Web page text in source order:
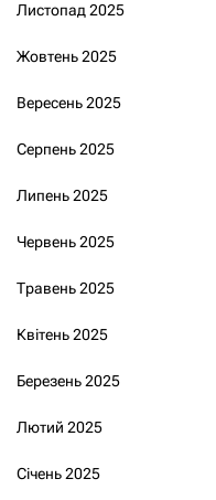
Листопад 2025
Жовтень 2025
Вересень 2025
Серпень 2025
Липень 2025
Червень 2025
Травень 2025
Квітень 2025
Березень 2025
Лютий 2025
Січень 2025